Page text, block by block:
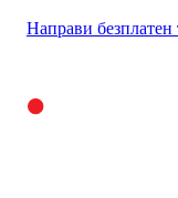
Направи безплатен